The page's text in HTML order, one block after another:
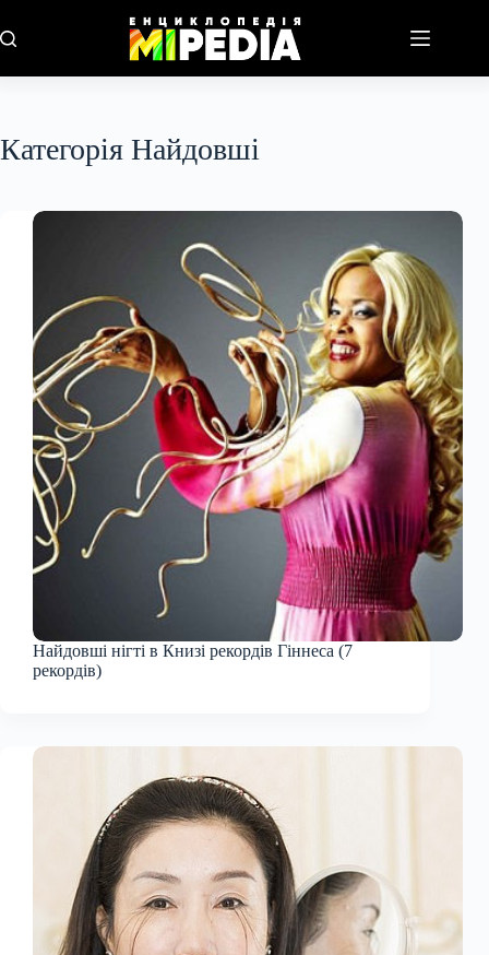
до
вмісту
Категорія Найдовші
Найдовші нігті в Книзі рекордів Гіннеса (7
рекордів)